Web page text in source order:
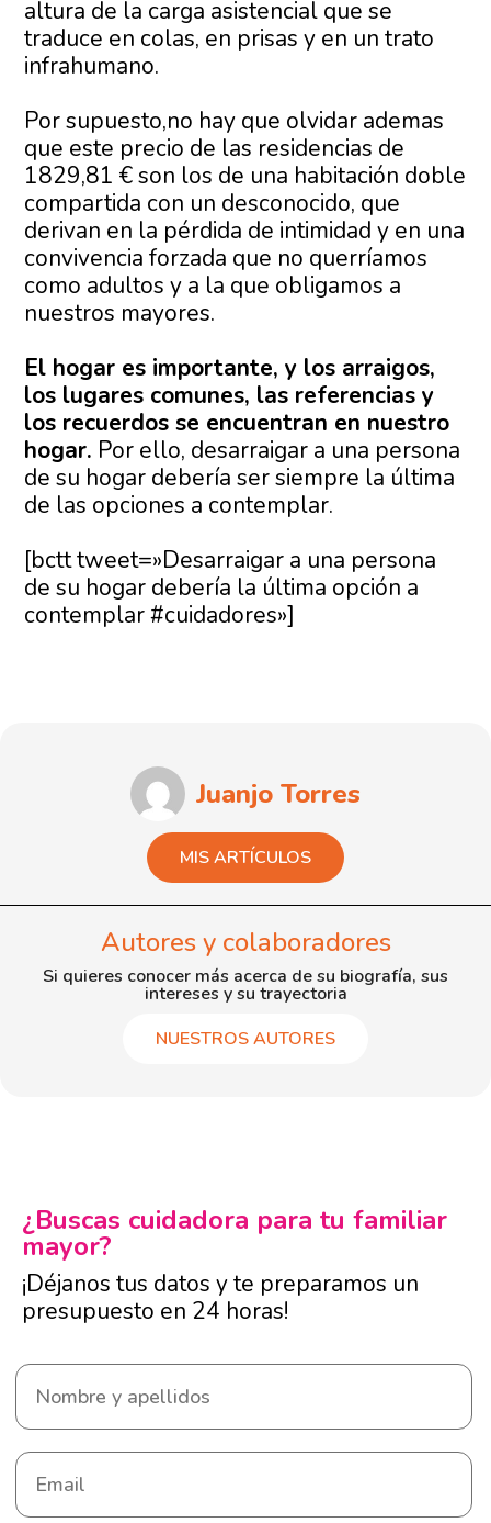
altura de la carga asistencial que se
traduce en colas, en prisas y en un trato
infrahumano.
Por supuesto,no hay que olvidar ademas
que este precio de las residencias de
1829,81 € son los de una habitación doble
compartida con un desconocido, que
derivan en la pérdida de intimidad y en una
convivencia forzada que no querríamos
como adultos y a la que obligamos a
nuestros mayores.
El hogar es importante, y los arraigos,
los lugares comunes, las referencias y
los recuerdos se encuentran en nuestro
hogar. Por ello, desarraigar a una persona
de su hogar debería ser siempre la última
de las opciones a contemplar.
[bctt tweet=»Desarraigar a una persona
de su hogar debería la última opción a
contemplar #cuidadores»]
Juanjo Torres
MIS ARTÍCULOS
Autores y colaboradores
Si quieres conocer más acerca de su biografía, sus
intereses y su trayectoria
NUESTROS AUTORES
¿Buscas cuidadora para tu familiar
mayor?
¡Déjanos tus datos y te preparamos un
presupuesto en 24 horas!